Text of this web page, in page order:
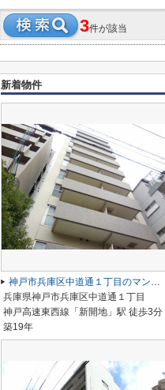
3件が該当
新着物件
神戸市兵庫区中道通１丁目のマンション
兵庫県神戸市兵庫区中道通１丁目
神戸高速東西線「新開地」駅 徒歩3分
築19年